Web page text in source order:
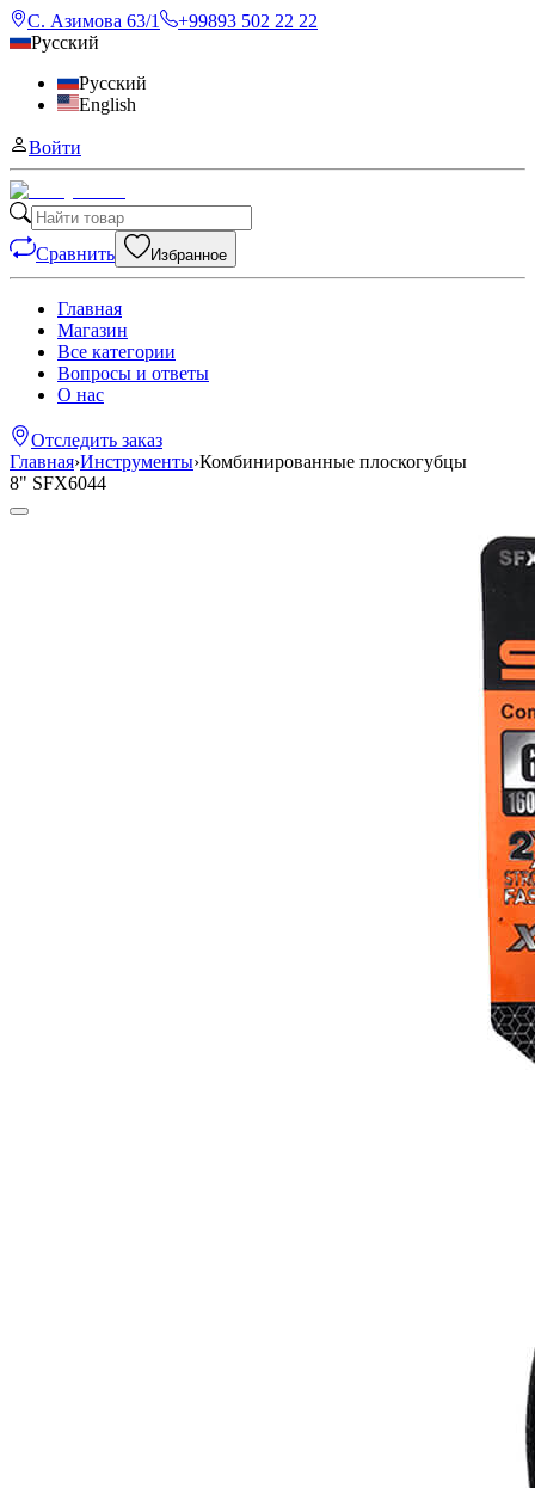
С. Азимова 63/1
+99893 502 22 22
Русский
Русский
English
Войти
Сравнить Избранное
Главная
Магазин
Все категории
Вопросы и ответы
О нас
Отследить заказ
Главная›Инструменты›Комбинированные плоскогубцы
8" SFX6044